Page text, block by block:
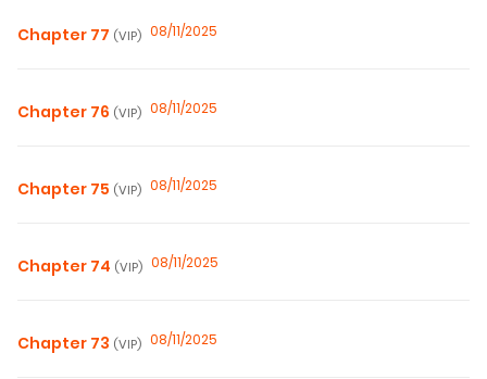
Chapter 77 (VIP) 08/11/2025
Chapter 76 (VIP) 08/11/2025
Chapter 75 (VIP) 08/11/2025
Chapter 74 (VIP) 08/11/2025
Chapter 73 (VIP) 08/11/2025